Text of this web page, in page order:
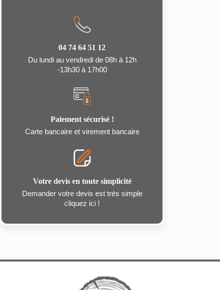
04 74 64 51 12
Du lundi au vendredi de 08h à 12h
-13h30 à 17h00
Paiement sécurisé !
Carte bancaire et virement bancaire
Votre devis en toute simplicité
Demander votre devis est trés simple
cliquez ici !